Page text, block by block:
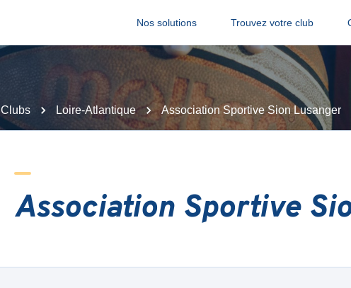
Nos solutions Trouvez votre club
Clubs Loire-Atlantique Association Sportive Sion Lusanger
Association Sportive